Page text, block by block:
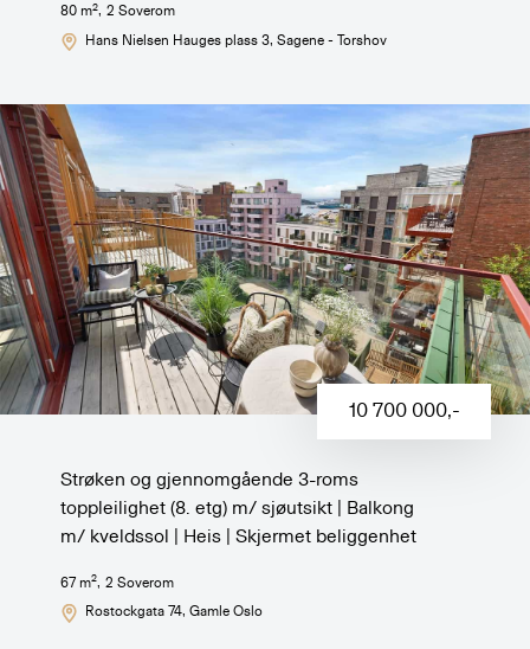
80 m2, 2 Soverom
Hans Nielsen Hauges plass 3, Sagene - Torshov
10 700 000,-
Strøken og gjennomgående 3-roms
toppleilighet (8. etg) m/ sjøutsikt | Balkong
m/ kveldssol | Heis | Skjermet beliggenhet
67 m2, 2 Soverom
Rostockgata 74, Gamle Oslo